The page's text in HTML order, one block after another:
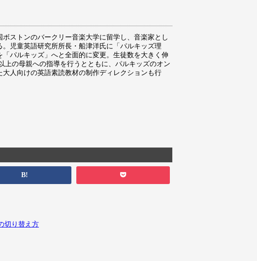
ストンのバークリー音楽大学に留学し、音楽家とし
児童英語研究所所長・船津洋氏に「パルキッズ理
パルキッズ」へと全面的に変更。生徒数を大きく伸
上の母親への指導を行うとともに、パルキッズのオン
人向けの英語素読教材の制作ディレクションも行
B!
切り替え方